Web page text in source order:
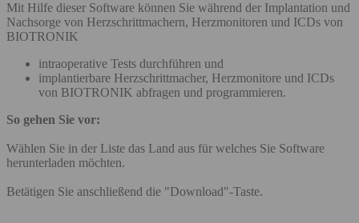
Mit Hilfe dieser Software können Sie während der Implantation und
Nachsorge von Herzschrittmachern, Herzmonitoren und ICDs von
BIOTRONIK
intraoperative Tests durchführen und
implantierbare Herzschrittmacher, Herzmonitore und ICDs
von BIOTRONIK abfragen und programmieren.
So gehen Sie vor:
Wählen Sie in der Liste das Land aus für welches Sie Software
herunterladen möchten.
Betätigen Sie anschließend die "Download"-Taste.